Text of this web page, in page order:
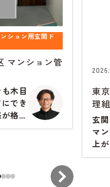
ション用玄関ド
マンション管
木目
でき
格段
東
理
玄
マ
上
から